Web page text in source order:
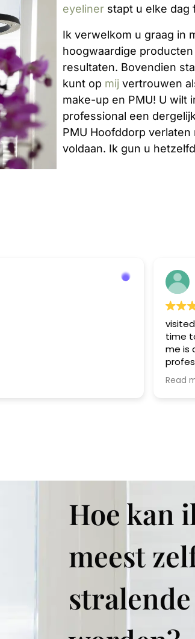
eyeliner stapt u elke dag
Ik verwelkom u graag in
hoogwaardige
resultaten. Bovendien
kunt op mij vertrouwen
make-up en PMU! U wilt
professional een
PMU Hoofddorp
voldaan. Ik gun u
time
me is
drive,
Read
Hoe kan
meest